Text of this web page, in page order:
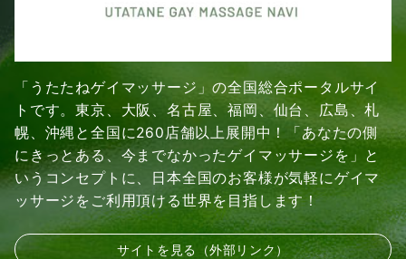
「うたたねゲイマッサージ」の全国総合ポータルサイ
トです。東京、大阪、名古屋、福岡、仙台、広島、札
幌、沖縄と全国に260店舗以上展開中！「あなたの側
にきっとある、今までなかったゲイマッサージを」と
いうコンセプトに、日本全国のお客様が気軽にゲイマ
ッサージをご利用頂ける世界を目指します！
サイトを見る（外部リンク）